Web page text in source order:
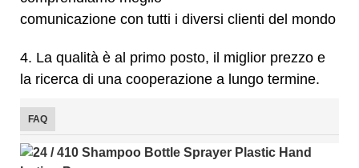
comunicazione con tutti i diversi clienti del mondo
4. La qualità è al primo posto, il miglior prezzo e
la ricerca di una cooperazione a lungo termine.
FAQ